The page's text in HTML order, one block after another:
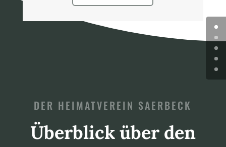
DER HEIMATVEREIN SAERBECK
Überblick über den